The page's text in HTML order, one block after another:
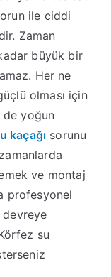
ile ciddi
Zaman
büyük bir
Her ne
olması için
de yoğun
kaçağı sorunu
ve montaj
profesyonel
su